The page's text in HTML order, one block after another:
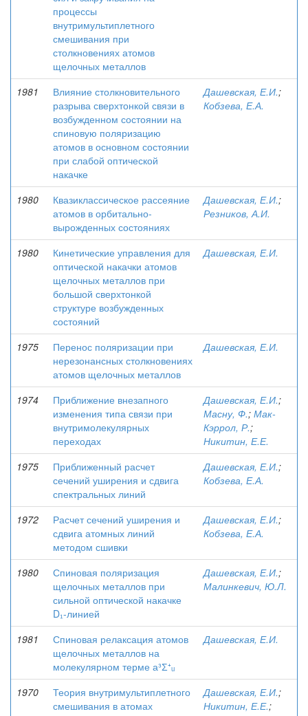
процессы
внутримультиплетного
смешивания при
столкновениях атомов
щелочных металлов
1981
Влияние столкновительного
разрыва сверхтонкой связи в
возбужденном состоянии на
спиновую поляризацию
атомов в основном состоянии
при слабой оптической
накачке
Дашевская, Е.И.;
Кобзева, Е.А.
1980
Квазиклассическое рассеяние
атомов в орбитально-
вырожденных состояниях
Дашевская, Е.И.;
Резников, А.И.
1980
Кинетические управления для
оптической накачки атомов
щелочных металлов при
большой сверхтонкой
структуре возбужденных
состояний
Дашевская, Е.И.
1975
Перенос поляризации при
нерезонансных столкновениях
атомов щелочных металлов
Дашевская, Е.И.
1974
Приближение внезапного
изменения типа связи при
внутримолекулярных
переходах
Дашевская, Е.И.;
Масну, Ф.; Мак-
Кэррол, Р.;
Никитин, Е.Е.
1975
Приближенный расчет
сечений уширения и сдвига
спектральных линий
Дашевская, Е.И.;
Кобзева, Е.А.
1972
Расчет сечений уширения и
сдвига атомных линий
методом сшивки
Дашевская, Е.И.;
Кобзева, Е.А.
1980
Спиновая поляризация
щелочных металлов при
сильной оптической накачке
D₁-линией
Дашевская, Е.И.;
Малинкевич, Ю.Л.
1981
Спиновая релаксация атомов
щелочных металлов на
молекулярном терме а³Ʃ⁺ᵤ
Дашевская, Е.И.
1970
Теория внутримультиплетного
смешивания в атомах
Дашевская, Е.И.;
Никитин, Е.Е.;